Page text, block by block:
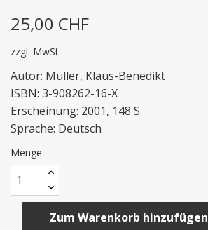
25,00 CHF
zzgl. MwSt.
Autor: Müller, Klaus-Benedikt
ISBN: 3-908262-16-X
Erscheinung: 2001, 148 S.
Sprache: Deutsch
Menge
Zum Warenkorb hinzufügen